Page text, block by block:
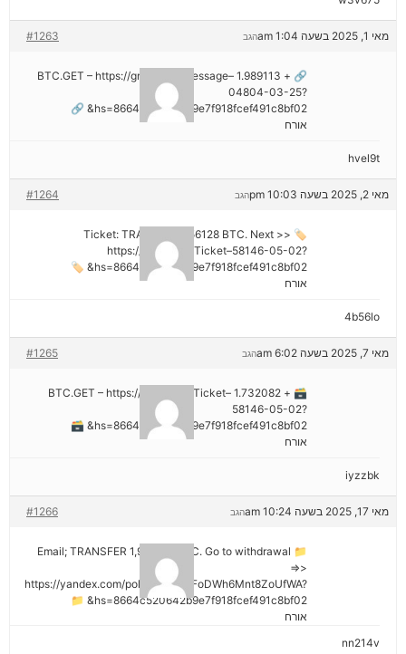
מאי 1, 2025 בשעה 1:04 am #1263 הגב
🔗 + 1.989113 BTC.GET – https://graph.org/Message–
04804-03-25?
hs=8664c520642b9e7f918fcef491c8bf02& 🔗
אורח
hvel9t
מאי 2, 2025 בשעה 10:03 pm #1264 הגב
🏷 Ticket: TRANSFER 1,56128 BTC. Next >>
https://graph.org/Ticket–58146-05-02?
hs=8664c520642b9e7f918fcef491c8bf02& 🏷
אורח
4b56lo
מאי 7, 2025 בשעה 6:02 am #1265 הגב
🗃 + 1.732082 BTC.GET – https://graph.org/Ticket–
58146-05-02?
hs=8664c520642b9e7f918fcef491c8bf02& 🗃
אורח
iyzzbk
מאי 17, 2025 בשעה 10:24 am #1266 הגב
📁 Email; TRANSFER 1,988187 BTC. Go to withdrawal
=>>
https://yandex.com/poll/7R6WLNFoDWh6Mnt8ZoUfWA?
hs=8664c520642b9e7f918fcef491c8bf02& 📁
אורח
nn214v